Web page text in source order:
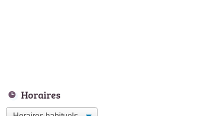
Horaires